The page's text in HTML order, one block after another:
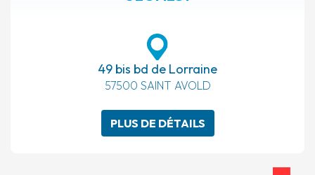
49 bis bd de Lorraine
57500 SAINT AVOLD
PLUS DE DÉTAILS